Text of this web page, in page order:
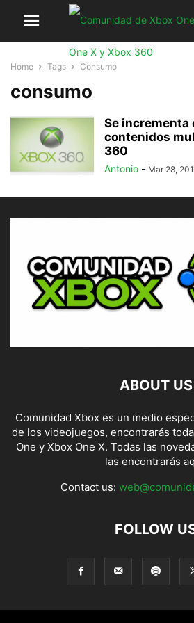
Home Tags Consumo
consumo
Se incrementa
contenidos
360
Antonio - Mar 28,
ABOUT US
Comunidad Xbox es un medio
de los videojuegos, encontrarás
One y Xbox One X. Todas las
las encontrarás
Contact us:
FOLLOW